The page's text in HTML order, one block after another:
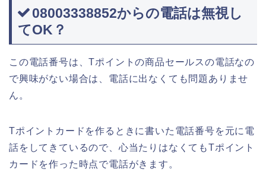
08003338852からの電話は無視し
てOK？
この電話番号は、Tポイントの商品セールスの電話なの
で興味がない場合は、電話に出なくても問題ありませ
ん。
Tポイントカードを作るときに書いた電話番号を元に電
話をしてきているので、心当たりはなくてもTポイント
カードを作った時点で電話がきます。